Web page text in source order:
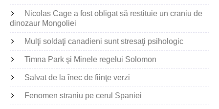
Nicolas Cage a fost obligat să restituie un craniu de
dinozaur Mongoliei
Mulţi soldaţi canadieni sunt stresaţi psihologic
Timna Park şi Minele regelui Solomon
Salvat de la înec de fiinţe verzi
Fenomen straniu pe cerul Spaniei